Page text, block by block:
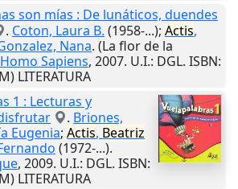
son mías : De lunáticos, duendes
. Coton, Laura B. (1958-...); Actis,
Nana. (La flor de la
Homo Sapiens, 2007. U.I.: DGL. ISBN:
LITERATURA
1 : Lecturas y
. Briones,
Eugenia; Actis, Beatriz
(1972-...).
, 2009. U.I.: DGL. ISBN:
LITERATURA